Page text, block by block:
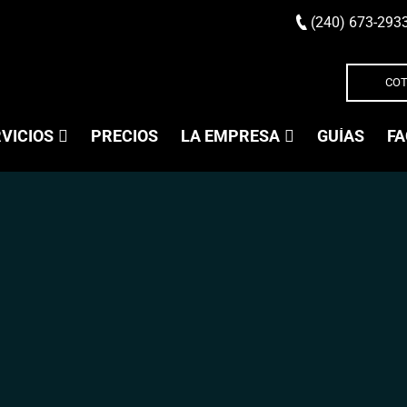
(240) 673-
PRECIOS LA EMPRESA GUÍAS